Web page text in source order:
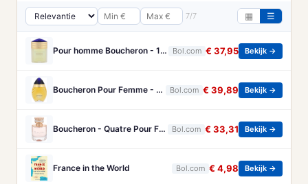
7/7 ▦ ☰
Pour homme Boucheron - 100 ml - Eau de parfum Bol.com € 37,95 Bekijk →
Boucheron Pour Femme - 100ml - Eau de toilette Bol.com € 39,89 Bekijk →
Boucheron - Quatre Pour Femme - Eau De Parfum - 50ML Bol.com € 33,31 Bekijk →
France in the World Bol.com € 4,98 Bekijk →